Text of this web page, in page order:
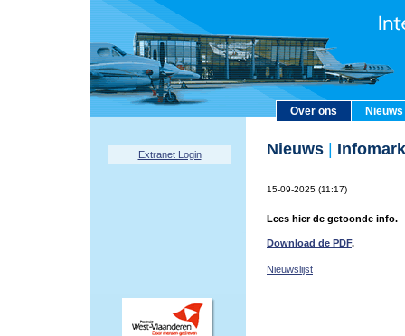
Over ons Nieuws
Extranet Login Nieuws
15-09-2025 (11:17)
Lees hier de getoonde info.
Download de PDF.
Nieuwslijst